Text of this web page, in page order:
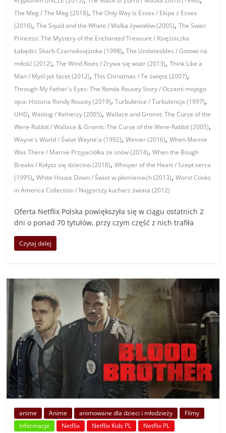
The Meg / The Meg (2018),The Only Way is Essex / Ekipa z Essex
(2016),The Squid and the Whale / Walka żywiołów (2005),The Swan
Princess: The Mystery of the Enchanted Treasure / Księżniczka
Łabędzi: Skarb Czarnoksiężnika (1998),The Undateables / Gotowi na
miłość (2012),The Wind Rises / Zrywa się wiatr (2013),Think Like a
Man / Myśl jak facet (2012),This Christmas / Te święta (2007),
Through My Father's Eyes: The Ronda Rousey Story / Oczami mojego
ojca: Historia Rondy Rousey (2019),Turbulence / Turbulencja (1997),
UHD,Waiting / Kelnerzy (2005),Wallace and Gromit: The Curse of the
Were-Rabbit / Wallace & Gromit: The Curse of the Were-Rabbit (2005),
Wayne's World / Świat Wayne'a (1992),Weiner (2016),When Marnie
Was There / Marnie Przyjaciółka ze snów (2014),When the Bough
Breaks / Kołysz się dziecino (2016),Whisper of the Heart / Szept serca
(1995),White House Down / Świat w płomieniach (2013),Worst Cooks
in America Collection / Najgorszy kucharz świata (2012)
Oferta Netflix Polska powiększyła się w ciągu ostatnich 2
dni o ponad 70 tytułów, przy czym część z nich trafiła
Czytaj dalej
anime Anime animowane dla dzieci i młodzieży
Filmy
Informacje
Netflix Netflix Kids PL
Netflix PL